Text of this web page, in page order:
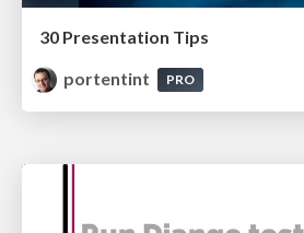
30 Presentation Tips
portentint
PRO